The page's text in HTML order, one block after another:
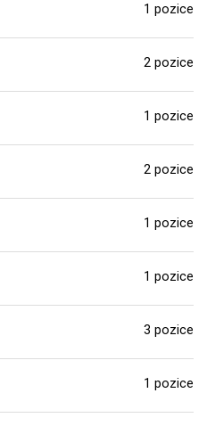
1 pozice
2 pozice
1 pozice
2 pozice
1 pozice
1 pozice
3 pozice
1 pozice